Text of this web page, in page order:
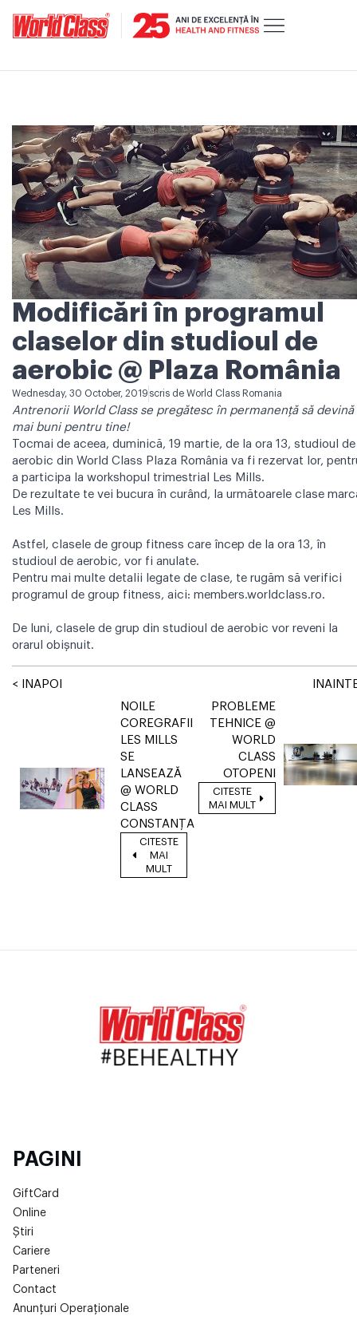
Modificări în programul
claselor din studioul de
aerobic @ Plaza România
Wednesday, 30 October, 2019 scris de World Class Romania
Antrenorii World Class se pregătesc în permanență să devină
mai buni pentru tine!
Tocmai de aceea, duminică, 19 martie, de la ora 13, studioul de
aerobic din World Class Plaza România va fi rezervat lor,
a participa la workshopul trimestrial Les Mills.
De rezultate te vei bucura în curând, la următoarele clase
Les Mills.
Astfel, clasele de group fitness care încep de la ora 13, în
studioul de aerobic, vor fi anulate.
Pentru mai multe detalii legate de clase, te rugăm să verifici
programul de group fitness, aici: members.worldclass.ro.
De luni, clasele de grup din studioul de aerobic vor reveni la
orarul obișnuit.
< INAPOI
NOILE
COREGRAFII
LES MILLS
SE
LANSEAZĂ
@ WORLD
CLASS
CONSTANȚA
CITESTE
MAI
MULT
PROBLEME
TEHNICE @
WORLD
CLASS
OTOPENI
CITESTE
MAI MULT
PAGINI
GiftCard
Online
Știri
Cariere
Parteneri
Contact
Anunțuri Operaționale